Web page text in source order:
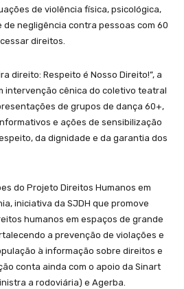
de violência física, psicológica,
negligência contra pessoas com 60
direitos.
direito: Respeito é Nosso Direito!”, a
intervenção cênica do coletivo teatral
de grupos de dança 60+,
e ações de sensibilização
da dignidade e da garantia dos
do Projeto Direitos Humanos em
iniciativa da SJDH que promove
humanos em espaços de grande
a prevenção de violações e
à informação sobre direitos e
conta ainda com o apoio da Sinart
a rodoviária) e Agerba.